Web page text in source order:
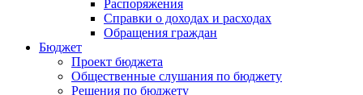
Распоряжения
Справки о доходах и расходах
Обращения граждан
Бюджет
Проект бюджета
Общественные слушания по бюджету
Решения по бюджету